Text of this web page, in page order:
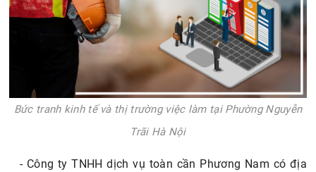
Bức tranh kinh tế và thị trường việc làm tại Phường Nguyễn
Trãi Hà Nội
- Công ty TNHH dịch vụ toàn cần Phương Nam có địa